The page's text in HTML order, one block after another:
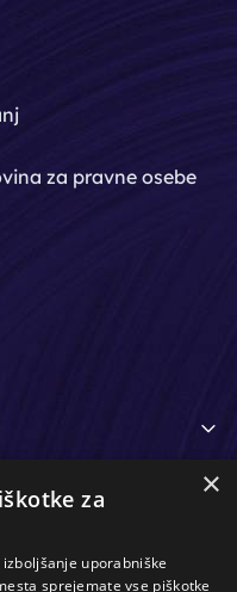
za pravne osebe
×
za
uporabniške
sprejemate vse piškotke